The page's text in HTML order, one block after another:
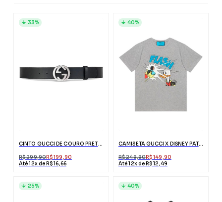
CINTO GUCCI DE COURO PRETO COM FIVELA DUPLO G
R$ 299,90R$ 199,90
Até 12x de R$ 16,66
33%
CAMISETA GUCCI X DISNEY PATO DONALD CINZA
R$ 249,90R$ 149,90
Até 12x de R$ 12,49
40%
25% 40%